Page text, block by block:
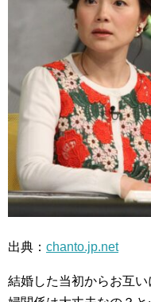
出典： chanto.jp.net
結婚した当初からお互